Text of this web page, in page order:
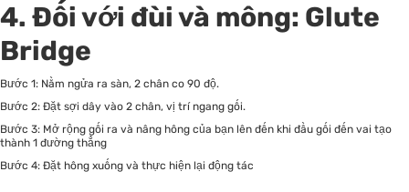
4. Đối với đùi và mông: Glute
Bridge
Bước 1: Nằm ngửa ra sàn, 2 chân co 90 độ.
Bước 2: Đặt sợi dây vào 2 chân, vị trí ngang gối.
Bước 3: Mở rộng gối ra và nâng hông của bạn lên đến khi đầu gối đến vai tạo
thành 1 đường thẳng
Bước 4: Đặt hông xuống và thực hiện lại động tác